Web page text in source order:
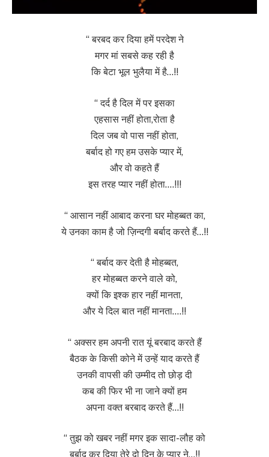
“ बरबद कर दिया हमें परदेश ने
मगर मां सबसे कह रही है
कि बेटा भूल भुलैया में है…!!
“ दर्द है दिल में पर इसका
एहसास नहीं होता,रोता है
दिल जब वो पास नहीं होता,
बर्बाद हो गए हम उसके प्यार में,
और वो कहते हैं
इस तरह प्यार नहीं होता….!!!
“ आसान नहीं आबाद करना घर मोहब्बत का,
ये उनका काम है जो ज़िन्दगी बर्बाद करते हैं…!!
“ बर्बाद कर देती है मोहब्बत,
हर मोहब्बत करने वाले को,
क्यों कि इश्क हार नहीं मानता,
और ये दिल बात नहीं मानता….!!
“ अक्सर हम अपनी रात यूं बरबाद करते हैं
बैठक के किसी कोने में उन्हें याद करते हैं
उनकी वापसी की उम्मीद तो छोड़ दी
कब की फिर भी ना जाने क्यों हम
अपना वक्त बरबाद करते हैं…!!
“ तुझ को खबर नहीं मगर इक सादा-लौह को
बर्बाद कर दिया तेरे दो दिन के प्यार ने…!!